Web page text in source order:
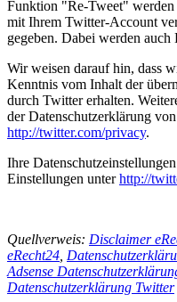
Funktion "Re-Tweet" werden
mit Ihrem Twitter-Account
gegeben. Dabei werden
Wir weisen darauf hin, dass
Kenntnis vom Inhalt der
durch Twitter erhalten.
der Datenschutzerklärung
http://twitter.com/privacy.
Ihre
Einstellungen unterhttp://
Quellverweis: Disclaimer
eRecht24
Adsense
Datenschutzerklärung Twitter